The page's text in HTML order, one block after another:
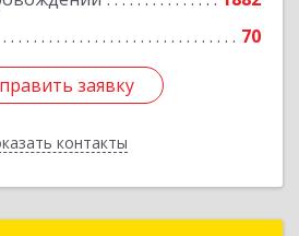
70
заявку
контакты
заявку
Назад